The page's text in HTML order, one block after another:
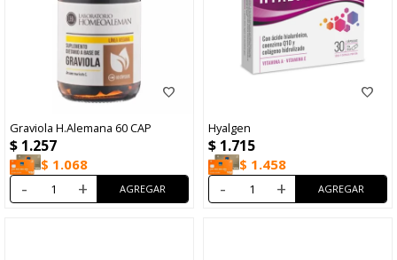
Graviola H.Alemana 60 CAP
$ 1.257
$ 1.068
- +
Hyalgen
$ 1.715
$ 1.458
- +